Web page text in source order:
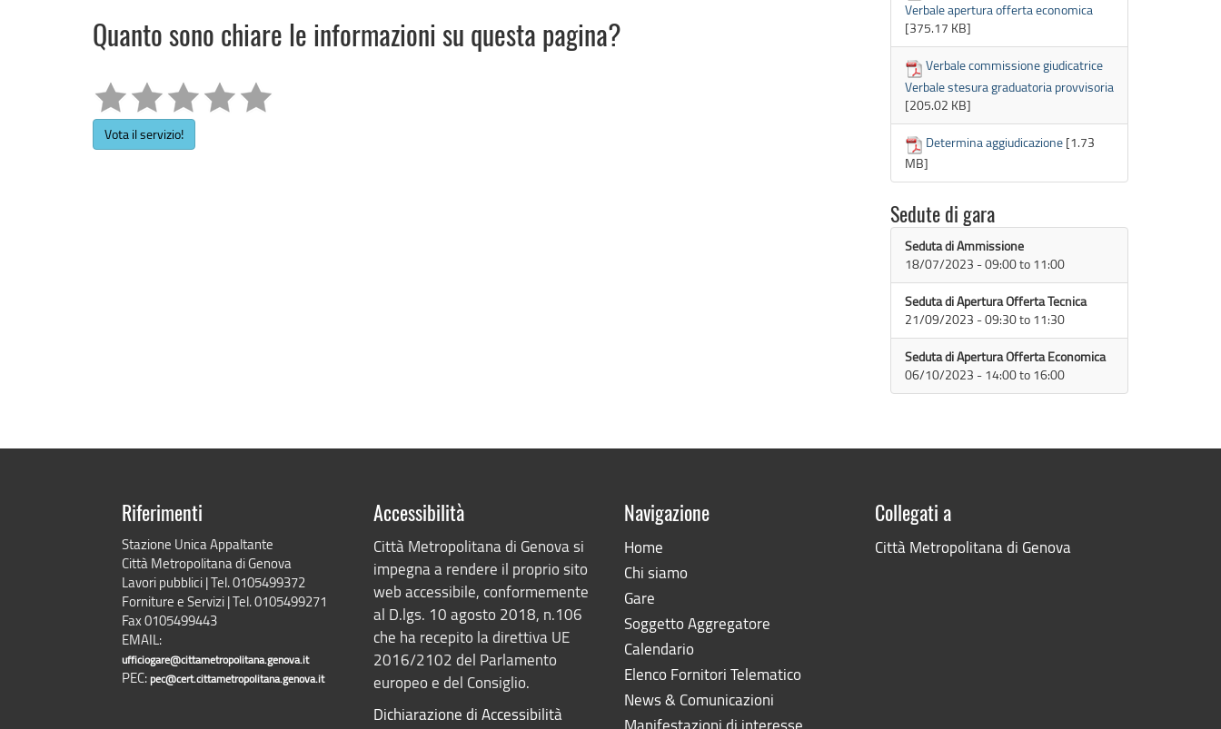
Quanto sono chiare le informazioni su questa pagina?
Vota il servizio!
Verbale apertura offerta economica
[375.17 KB]
Verbale commissione giudicatrice
Verbale stesura graduatoria provvisoria
[205.02 KB]
Determina aggiudicazione [1.73
MB]
Sedute di gara
Seduta di Ammissione
18/07/2023 -09:00to 11:00
Seduta di Apertura Offerta Tecnica
21/09/2023 -09:30to 11:30
Seduta di Apertura Offerta Economica
06/10/2023 - 14:00to 16:00
Riferimenti
Stazione Unica Appaltante
Città Metropolitana di Genova
Lavori pubblici | Tel. 0105499372
Forniture e Servizi | Tel. 0105499271
Fax 0105499443
EMAIL:
ufficiogare@cittametropolitana.genova.it
PEC:pec@cert.cittametropolitana.genova.it
Accessibilità
Città Metropolitana di Genova si
impegna a rendere il proprio sito
web accessibile, conformemente
al D.lgs. 10 agosto 2018, n.106
che ha recepito la direttiva UE
2016/2102 del Parlamento
europeo e del Consiglio.
Dichiarazione di Accessibilità
Navigazione
Home
Chi siamo
Gare
Soggetto Aggregatore
Calendario
Elenco Fornitori Telematico
News & Comunicazioni
Manifestazioni di interesse
Collegati a
Città Metropolitana di Genova